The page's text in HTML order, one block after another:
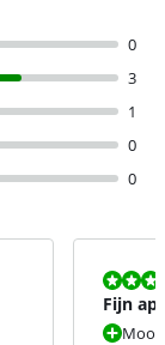
0
3
1
0
0
Fijn